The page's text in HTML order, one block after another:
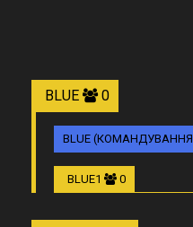
BLUE 0
BLUE
BLUE1 0